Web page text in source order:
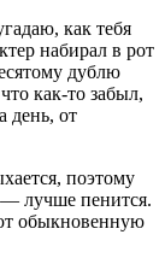
как тебя
набирал в рот
дублю
как-то забыл,
день, от
поэтому
— лучше пенится.
обыкновенную